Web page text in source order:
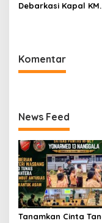
Debarkasi Kapal
Komentar
News Feed
Tanamkan Cinta